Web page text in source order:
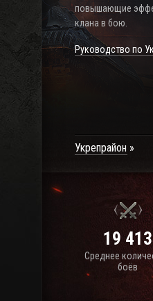
повышающие
клана в бою.
Руководство по
Укрепрайон
19 413
Среднее
боёв